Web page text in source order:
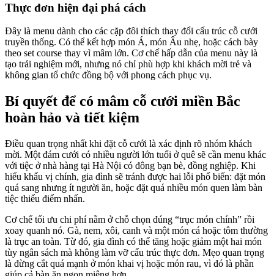
Thực đơn hiện đại phá cách
Đây là menu dành cho các cặp đôi thích thay đổi cấu trúc cỗ cưới
truyền thống. Có thể kết hợp món Á, món Âu nhẹ, hoặc cách bày
theo set course thay vì mâm lớn. Cơ chế hấp dẫn của menu này là
tạo trải nghiệm mới, nhưng nó chỉ phù hợp khi khách mời trẻ và
không gian tổ chức đồng bộ với phong cách phục vụ.
Bí quyết để có mâm cỗ cưới miền Bắc
hoàn hảo và tiết kiệm
Điều quan trọng nhất khi đặt cỗ cưới là xác định rõ nhóm khách
mời. Một đám cưới có nhiều người lớn tuổi ở quê sẽ cần menu khác
với tiệc ở nhà hàng tại Hà Nội có đông bạn bè, đồng nghiệp. Khi
hiểu khẩu vị chính, gia đình sẽ tránh được hai lỗi phổ biến: đặt món
quá sang nhưng ít người ăn, hoặc đặt quá nhiều món quen làm bàn
tiệc thiếu điểm nhấn.
Cơ chế tối ưu chi phí nằm ở chỗ chọn đúng “trục món chính” rồi
xoay quanh nó. Gà, nem, xôi, canh và một món cá hoặc tôm thường
là trục an toàn. Từ đó, gia đình có thể tăng hoặc giảm một hai món
tùy ngân sách mà không làm vỡ cấu trúc thực đơn. Mẹo quan trọng
là đừng cắt quá mạnh ở món khai vị hoặc món rau, vì đó là phần